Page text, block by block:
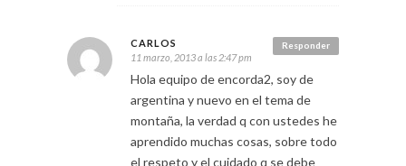
Responder
CARLOS
11 marzo, 2013 a las 2:47 pm
Hola equipo de encorda2, soy de
argentina y nuevo en el tema de
montaña, la verdad q con ustedes he
aprendido muchas cosas, sobre todo
el respeto y el cuidado q se debe